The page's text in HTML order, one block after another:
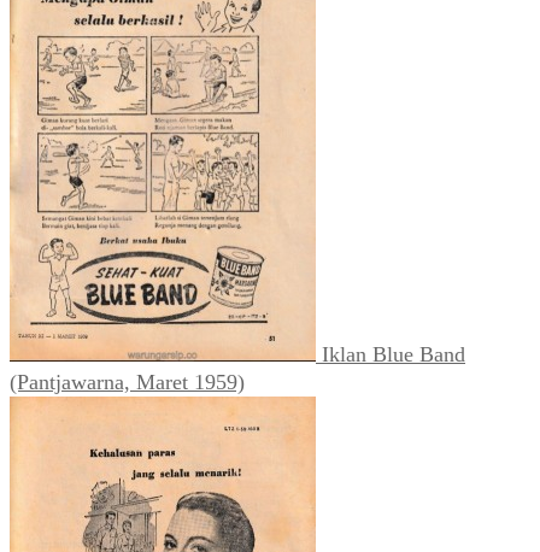
Iklan Blue Band
(Pantjawarna, Maret 1959)